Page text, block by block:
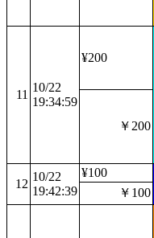
11
10/22
19:34:59
¥200
￥200
12
10/22
19:42:39
¥100
￥100